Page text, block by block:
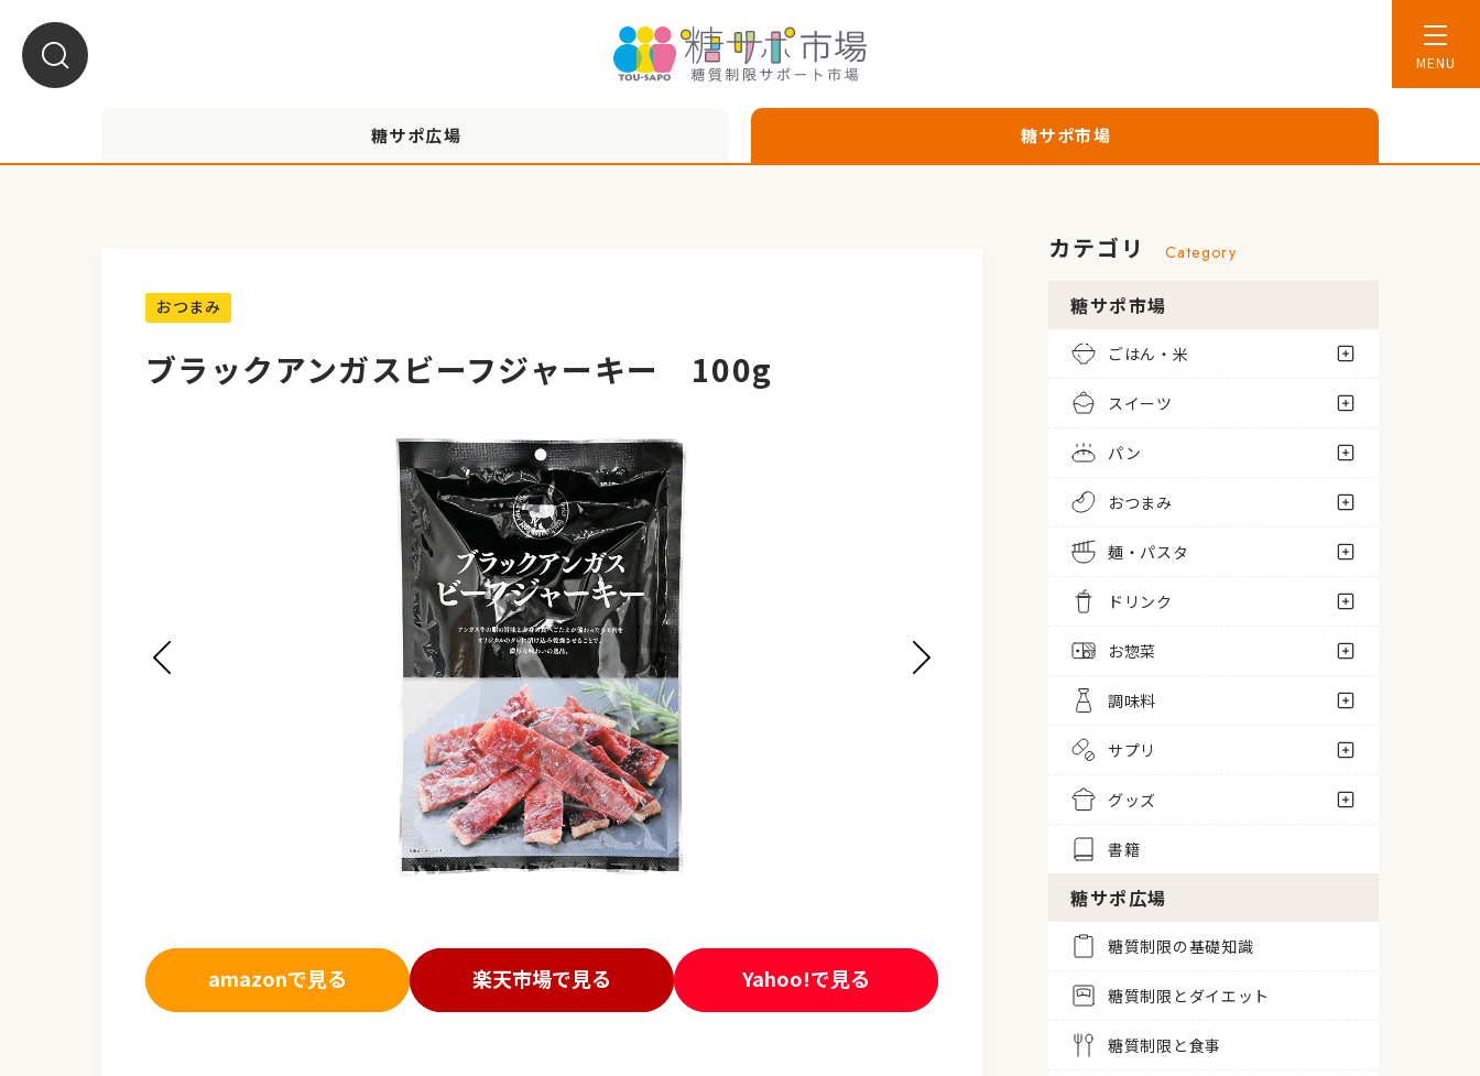
糖サポ広場 糖サポ市場
おつまみ
ブラックアンガスビーフジャーキー 100g
amazonで見る 楽天市場で見る Yahoo!で見る
カテゴリ Category
糖サポ市場
ごはん・米
スイーツ
パン
おつまみ
麺・パスタ
ドリンク
お惣菜
調味料
サプリ
グッズ
書籍
糖サポ広場
糖質制限の基礎知識
糖質制限とダイエット
糖質制限と食事